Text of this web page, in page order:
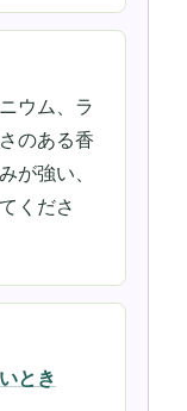
ウム、ラ
のある香
が強い、
くださ
とき